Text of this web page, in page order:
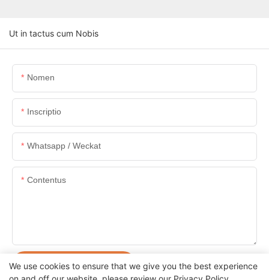
Ut in tactus cum Nobis
Nomen
Inscriptio
Whatsapp / Weckat
Contentus
POSUERE AUTEM MISIT
We use cookies to ensure that we give you the best experience